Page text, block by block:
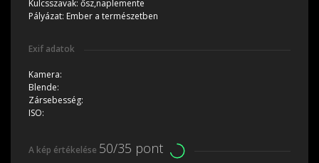
Kulcsszavak: ősz,naplemente
Pályázat: Ember a természetben
Exif adatok
Kamera:
Blende:
Zársebesség:
ISO:
A kép értékelése 50/35 pont